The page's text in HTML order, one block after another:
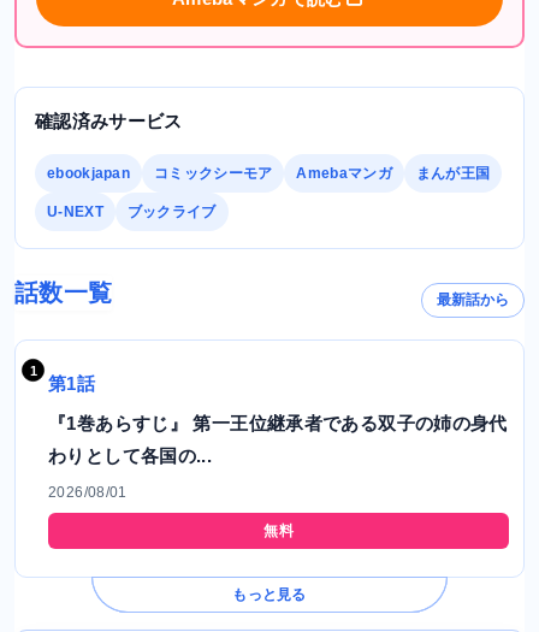
確認済みサービス
ebookjapan コミックシーモア Amebaマンガ まんが王国
U-NEXT ブックライブ
話数一覧 最新話から
第1話
『1巻あらすじ』 第一王位継承者である双子の姉の身代
わりとして各国の...
2026/08/01
無料
もっと見る